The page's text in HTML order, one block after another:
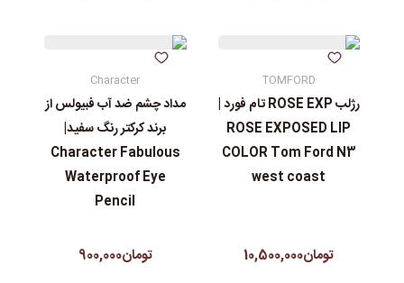
TOMFORD
رژلب ROSE EXP تام فورد |
ROSE EXPOSED LIP
COLOR Tom Ford N3
west coast
تومان10,500,000
Character
مداد چشم ضد آب فبیولس از
برند کرکتر رنگ سفید|
Character Fabulous
Waterproof Eye
Pencil
تومان900,000